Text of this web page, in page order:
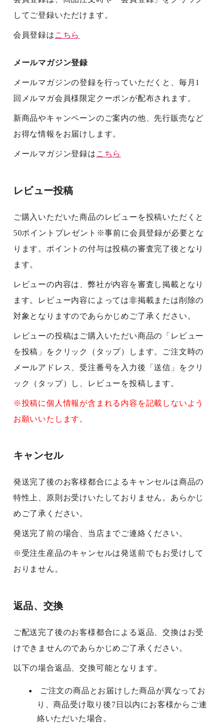
してご登録いただけます。
会員登録は こちら
メールマガジン登録
メールマガジンの登録を行っていただくと、毎月1
回メルマガ会員様限定クーポンが配布されます。
新商品やキャンペーンのご案内の他、先行販売など
お得な情報をお届けします。
メールマガジン登録は こちら
レビュー投稿
ご購入いただいた商品のレビューを投稿いただくと
50ポイントプレゼント※事前に会員登録が必要とな
ります。ポイントの付与は投稿の審査完了後となり
ます。
レビューの内容は、弊社が内容を審査し掲載となり
ます。レビュー内容によっては非掲載または削除の
対象となりますのであらかじめご了承ください。
レビューの投稿はご購入いただい商品の「レビュー
を投稿」をクリック（タップ）します。ご注文時の
メールアドレス、受注番号を入力後「送信」をクリ
ック（タップ）し、レビューを投稿します。
※投稿に個人情報が含まれる内容を記載しないよう
お願いいたします。
キャンセル
発送完了後のお客様都合によるキャンセルは商品の
特性上、原則お受けいたしておりません。あらかじ
めご了承ください。
発送完了前の場合、当店までご連絡ください。
※受注生産品のキャンセルは発送前でもお受けして
おりません。
返品、交換
ご配送完了後のお客様都合による返品、交換はお受
けできませんのであらかじめご了承ください。
以下の場合返品、交換可能となります。
ご注文の商品とお届けした商品が異なってお
り、商品受け取り後7日以内にお客様からご連
絡いただいた場合。